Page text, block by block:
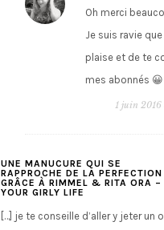
Oh merci
Je suis ravie
plaise et de te
mes abonnés
1 juin
UNE MANUCURE QUI SE
RAPPROCHE DE LA PERFECTION
GRÂCE À RIMMEL & RITA ORA –
YOUR GIRLY LIFE
[…] je te conseille d’aller y jeter un